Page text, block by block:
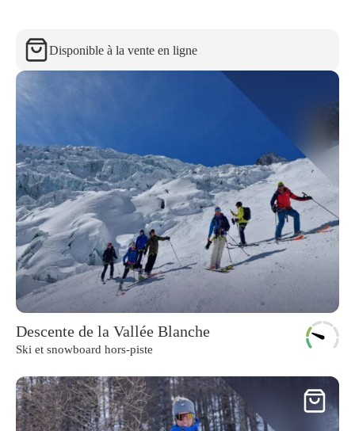
Disponible à la vente en ligne
Descente de la Vallée Blanche
Ski et snowboard hors-piste